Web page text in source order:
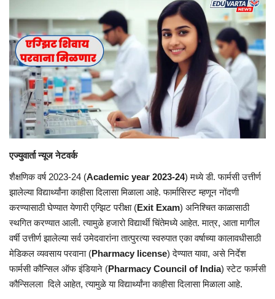
एज्युवार्ता न्यूज नेटवर्क
शैक्षणिक वर्ष 2023-24 (Academic year 2023-24) मध्ये डी. फार्मसी उत्तीर्ण
झालेल्या विद्यार्थ्यांना काहीसा दिलासा मिळाला आहे. फार्मासिस्ट म्हणून नोंदणी
करण्यासाठी घेण्यात येणारी एग्झिट परीक्षा (Exit Exam) अनिश्चित काळासाठी
स्थगित करण्यात आली. त्यामुळे हजारो विद्यार्थी चिंतेमध्ये आहेत. मात्र, आता मागील
वर्षी उत्तीर्ण झालेल्या सर्व उमेदवारांना तात्पुरत्या स्वरुपात एका वर्षाच्या कालावधीसाठी
मेडिकल व्यवसाय परवाना (Pharmacy license) देण्यात यावा, असे निर्देश
फार्मसी कौन्सिल ऑफ इंडियाने (Pharmacy Council of India) स्टेट फार्मसी
कौन्सिलला दिले आहेत, त्यामुळे या विद्यार्थ्यांना काहीसा दिलासा मिळाला आहे.